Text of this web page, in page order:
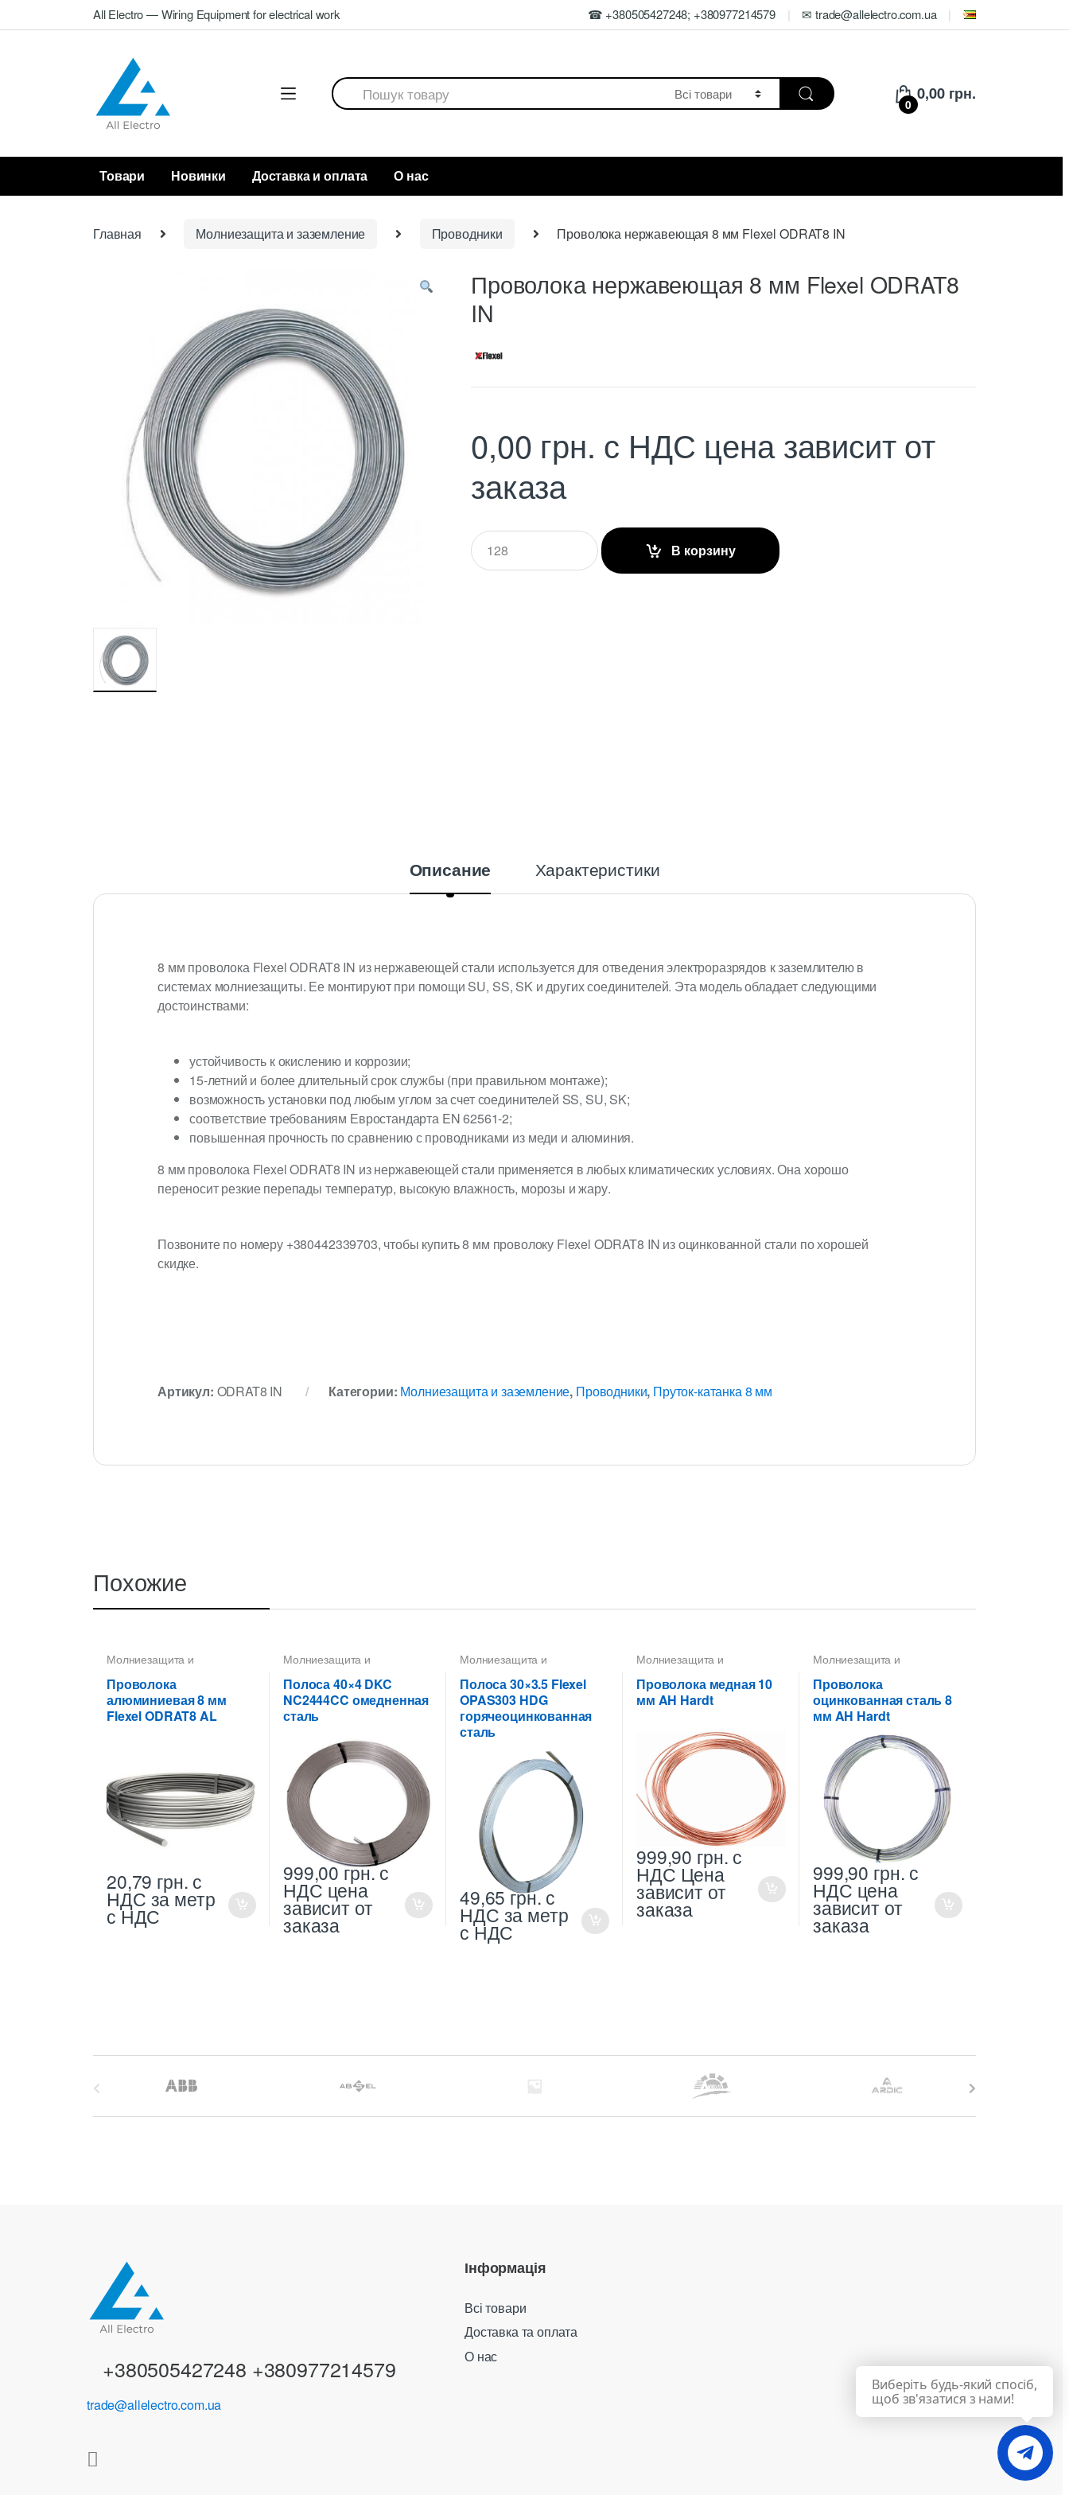
to
to
All Electro — Wiring Equipment for electrical work ☎ +380505427248; +380977214579 ✉ trade@allelectro.com.ua
Search
for:
0
0,00 грн.
Товари Новинки Доставка и оплата О нас
Главная Молниезащита и заземление Проводники Проволока нержавеющая 8 мм Flexel ODRAT8 IN
Проволока нержавеющая 8 мм Flexel ODRAT8
IN
0,00 грн. с НДС цена зависит от
заказа
Q
u
В корзину
Описание Характеристики
8 мм проволока Flexel ODRAT8 IN из нержавеющей стали используется для отведения электроразрядов к заземлителю в
системах молниезащиты. Ее монтируют при помощи SU, SS, SK и других соединителей. Эта модель обладает следующими
достоинствами:
устойчивость к окислению и коррозии;
15-летний и более длительный срок службы (при правильном монтаже);
возможность установки под любым углом за счет соединителей SS, SU, SK;
соответствие требованиям Евростандарта EN 62561-2;
повышенная прочность по сравнению с проводниками из меди и алюминия.
8 мм проволока Flexel ODRAT8 IN из нержавеющей стали применяется в любых климатических условиях. Она хорошо
переносит резкие перепады температур, высокую влажность, морозы и жару.
Позвоните по номеру +380442339703, чтобы купить 8 мм проволоку Flexel ODRAT8 IN из оцинкованной стали по хорошей
скидке.
Артикул: ODRAT8 IN Категории: Молниезащита и заземление, Проводники, Пруток-катанка 8 мм
Похожие
Молниезащита и
заземление,
Пруток-катанка 8 мм
Проволока
алюминиевая 8 мм
Flexel ODRAT8 AL
20,79 грн. с
НДС за метр
с НДС
Молниезащита и
заземление,
Полоса 40X4,Проводники
Полоса 40×4 DKC
NC2444CC омедненная
сталь
999,00грн.с
НДС цена
зависит от
заказа
Молниезащита и
заземление,
Полоса 30X3,5,Проводники
Полоса 30×3.5 Flexel
OPAS303 HDG
горячеоцинкованная
сталь
49,65грн.с
НДС за метр
с НДС
Молниезащита и
заземление,
Пруток-катанка 10 мм
Проволока медная 10
мм AH Hardt
999,90 грн. с
НДС Цена
зависит от
заказа
Молниезащита и
заземление,
Пруток-катанка 8 мм
Проволока
оцинкованная сталь 8
мм AH Hardt
999,90 грн. с
НДС цена
зависит от
заказа
+380505427248 +380977214579
trade@allelectro.com.ua
Інформація
Всі товари
Доставка та оплата
О нас
Виберіть будь-який спосіб,
щоб зв'язатися з нами!